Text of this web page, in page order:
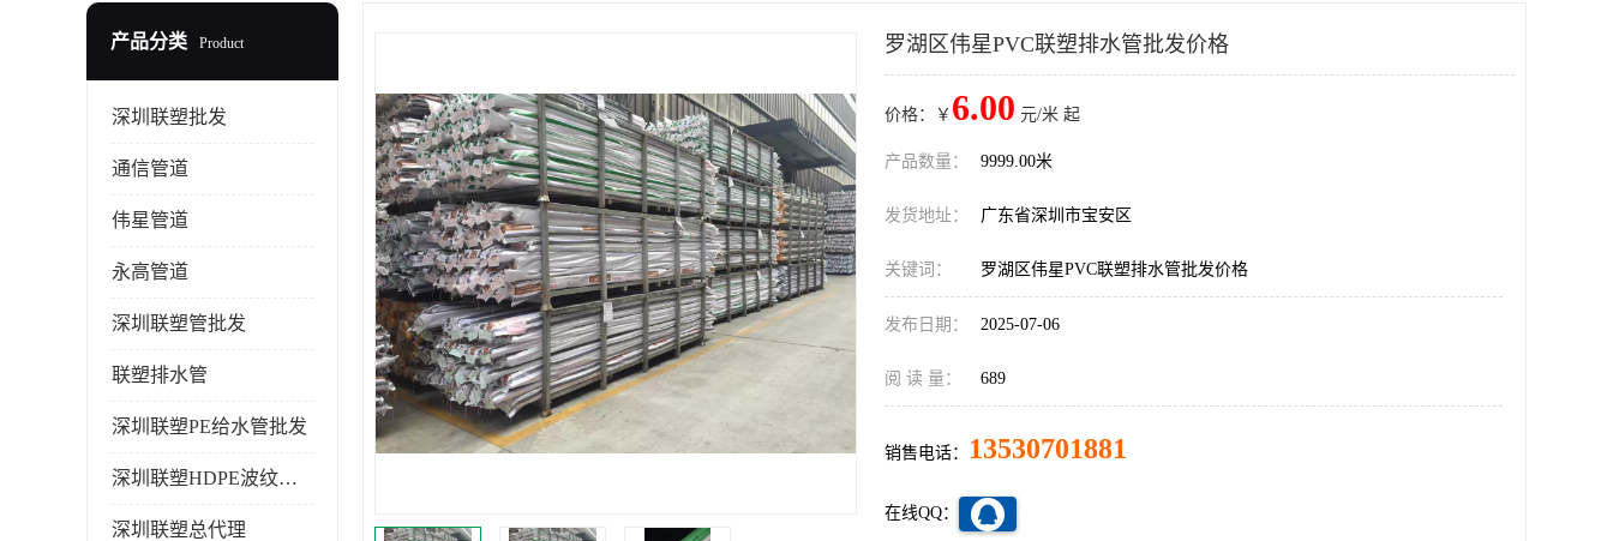
产品分类 Product
深圳联塑批发
通信管道
伟星管道
永高管道
深圳联塑管批发
联塑排水管
深圳联塑PE给水管批发
深圳联塑HDPE波纹管批发
深圳联塑总代理
罗湖区伟星PVC联塑排水管批发价格
价格：￥ 6.00 元/米 起
产品数量： 9999.00米
发货地址： 广东省深圳市宝安区
关键词： 罗湖区伟星PVC联塑排水管批发价格
发布日期： 2025-07-06
阅 读 量： 689
销售电话： 13530701881
在线QQ：